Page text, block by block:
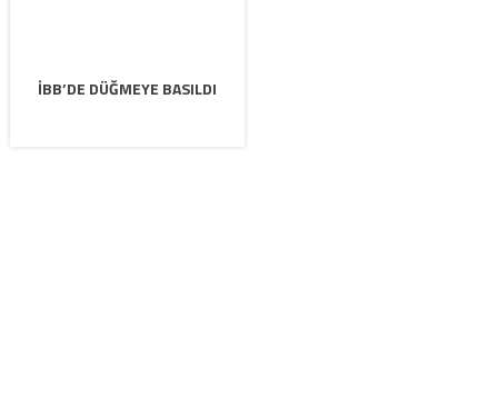
İBB’DE DÜĞMEYE BASILDI